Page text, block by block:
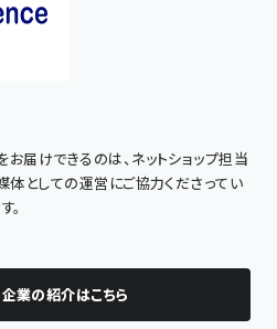
届けできるのは、ネットショップ担当
体としての運営にご協力くださってい
。
業の紹介はこちら